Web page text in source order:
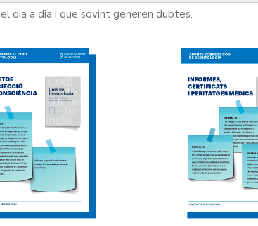
dia a dia i que sovint generen dubtes.